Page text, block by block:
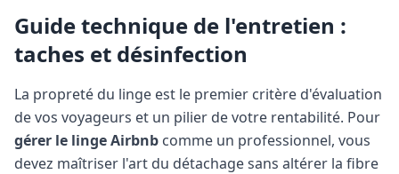
Guide technique de l'entretien :
taches et désinfection
La propreté du linge est le premier critère d'évaluation
de vos voyageurs et un pilier de votre rentabilité. Pour
gérer le linge Airbnb comme un professionnel, vous
devez maîtriser l'art du détachage sans altérer la fibre